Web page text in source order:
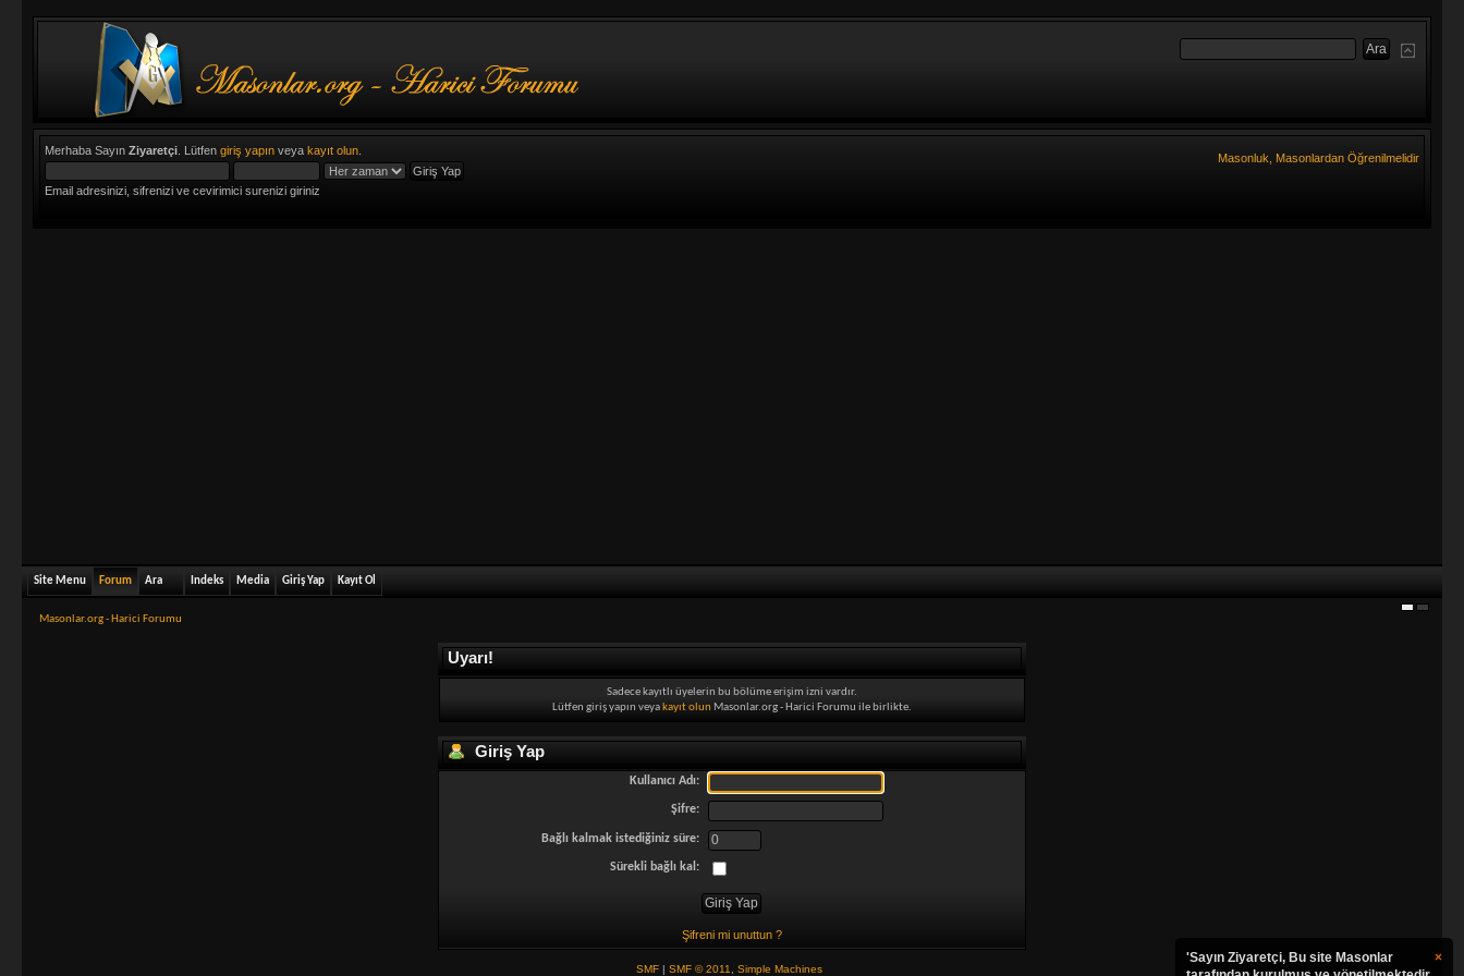
Merhaba SayınZiyaretçi . Lütfengiriş yapın veyakayıt olun
Email adresinizi, sifrenizi ve cevirimici surenizi giriniz
Masonluk, Masonlardan Öğrenilmelidir
Site Menu Forum Ara Indeks Media Giriş Yap Kayıt Ol
Masonlar.org - Harici Forumu
Uyarı!
Sadece kayıtlı üyelerin bu bölüme erişim izni vardır.
Lütfen giriş yapın veya kayıt olun Masonlar.org - Harici Forumu ile birlikte.
Giriş Yap
Kullanıcı Adı:
Şifre:
Bağlı kalmak istediğiniz süre:
Sürekli bağlı kal:
Şifreni mi unuttun ?
SMF| SMF © 2011, Simple Machines
×
'Sayın Ziyaretçi, Bu site Masonlar